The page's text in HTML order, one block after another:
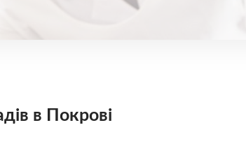
в Покрові